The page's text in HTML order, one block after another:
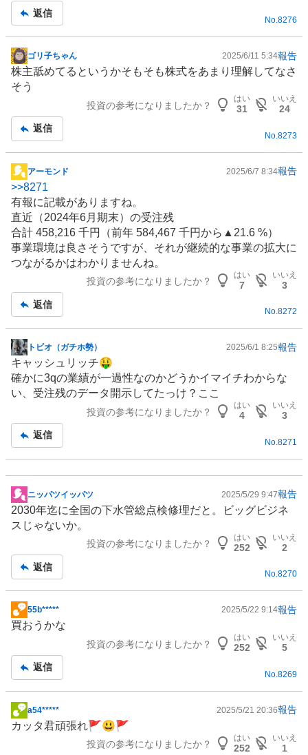
返信
No.8276
掲
示
板
ゴリ子ちゃん 2025/6/11 5:34報告
株主舐めてるというかそもそも株式をあまり理解してなさ
そう
投資の参考になりましたか？
はい
31
いいえ
24
返信
No. 8273
掲
示
板
記
事
アーモンド 2025/6/7 8:34報告
>>8271
有報に記載がありますね。
直近（2024年6月期末）の受注残
合計 458,216 千円（前年 584,467 千円から▲21.6 %）
事業環境は良さそうですが、それが継続的な事業の拡大に
つながるかはわかりませんね。
投資の参考になりましたか？
はい
7
いいえ
3
返信
No.8272
掲
示
板
記
トビオ（ガチホ勢） 2025/6/1 8:25報告
キャッシュリッチ🤑
確かに3qの業績が一過性なのかどうかイマイチわからな
い、受注残のデータ開示してたっけ？ここ
投資の参考になりましたか？
はい
4
いいえ
3
返信
No. 8271
掲
示
板
ニッパツイッパツ 2025/5/29 9:47報告
2030年迄に全国の下水管総点検修理だと。ビッグビジネ
スじゃないか。
投資の参考になりましたか？
はい
252
いいえ
2
返信
No.8270
掲
示
事
55b***** 2025/5/22 9:14報告
買おうかな
投資の参考になりましたか？
はい
252
いいえ
5
返信
No. 8269
掲
示
a54***** 2025/5/21 20:36報告
カッタ君頑張れ🚩😃🚩
投資の参考になりましたか？
はい
252
いいえ
1